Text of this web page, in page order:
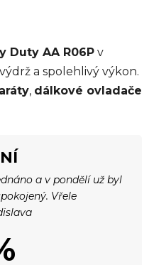
Duty AA R06P v
a spolehlivý výkon.
, dálkové ovladače
a v pondělí už byl
Vřele